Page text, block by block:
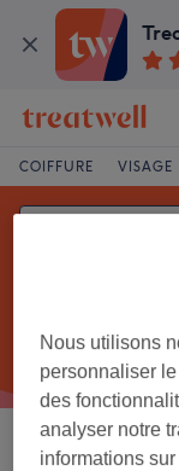
COIFFURE VISAGE
Trier par
Nous utilisons
personnaliser
des
analyser notre
informations